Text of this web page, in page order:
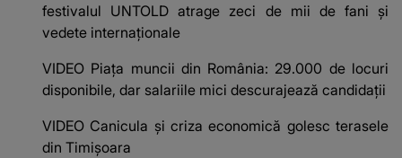
festivalul UNTOLD atrage zeci de mii de fani și
vedete internaționale
VIDEO Piața muncii din România: 29.000 de locuri
disponibile, dar salariile mici descurajează candidații
VIDEO Canicula și criza economică golesc terasele
din Timișoara